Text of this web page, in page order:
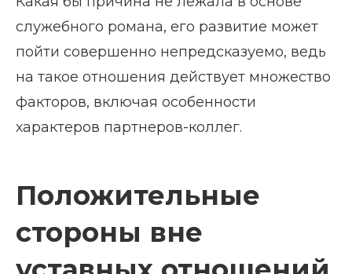
служебного романа, его развитие может
пойти совершенно непредсказуемо, ведь
на такое отношения действует множество
факторов, включая особенности
характеров партнеров-коллег.
Положительные
стороны вне